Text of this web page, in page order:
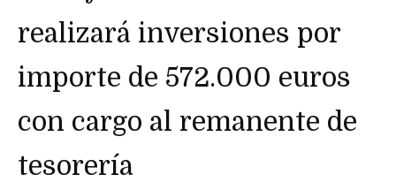
realizará inversiones por
importe de 572.000 euros
con cargo al remanente de
tesorería